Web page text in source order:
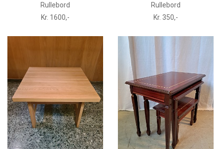
Rullebord
Kr. 1600,-
Rullebord
Kr. 350,-